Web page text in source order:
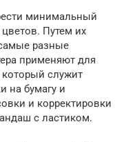
минимальный
Путем их
разные
применяют для
служит
на бумагу и
и корректировки
с ластиком.